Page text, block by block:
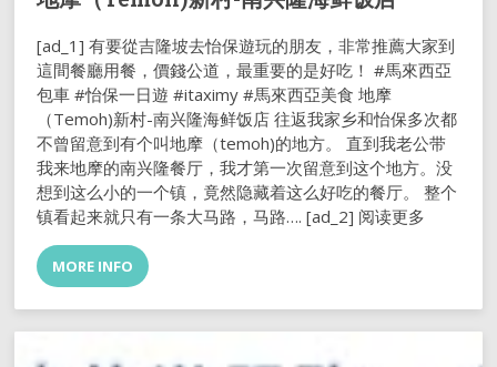
[ad_1] 有要從吉隆坡去怡保遊玩的朋友，非常推薦大家到
這間餐廳用餐，價錢公道，最重要的是好吃！ #馬來西亞
包車 #怡保一日遊 #itaximy #馬來西亞美食 地摩
（Temoh)新村-南兴隆海鲜饭店 往返我家乡和怡保多次都
不曾留意到有个叫地摩（temoh)的地方。 直到我老公带
我来地摩的南兴隆餐厅，我才第一次留意到这个地方。没
想到这么小的一个镇，竟然隐藏着这么好吃的餐厅。 整个
镇看起来就只有一条大马路，马路…. [ad_2] 阅读更多
MORE INFO